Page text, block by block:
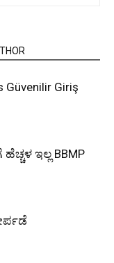
Güvenilir Giriş
ಇಲ್ಲ BBMP